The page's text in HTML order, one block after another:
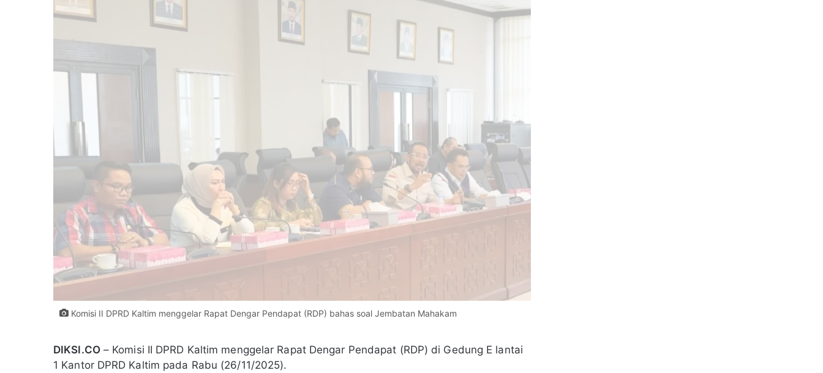
Komisi II DPRD Kaltim menggelar Rapat Dengar Pendapat (RDP) bahas soal Jembatan Mahakam
DIKSI.CO– Komisi II DPRD Kaltim menggelar Rapat Dengar Pendapat (RDP) di Gedung E lantai
1 Kantor DPRD Kaltim pada Rabu (26/11/2025).